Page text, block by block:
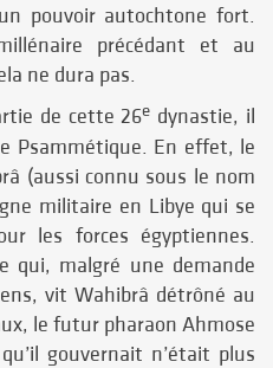
pouvoir autochtone fort.
précédant et au
ne dura pas.
de cette 26e dynastie, il
Psammétique. En effet, le
(aussi connu sous le nom
militaire en Libye qui se
les forces égyptiennes.
qui, malgré une demande
vit Wahibrâ détrôné au
le futur pharaon Ahmose
gouvernait n’était plus